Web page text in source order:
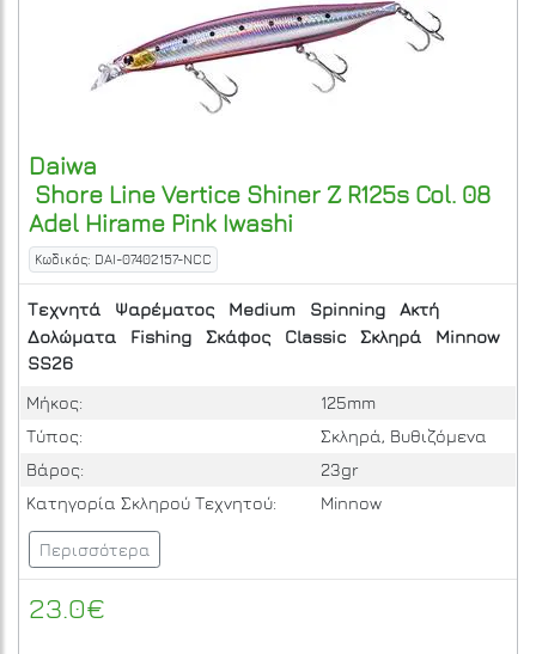
Daiwa
Shore Line Vertice Shiner Z R125s Col. 08
Adel Hirame Pink Iwashi
Κωδικός: DAI-07402157-NCC
Τεχνητά Ψαρέματος Medium Spinning
Ακτή
Δολώματα
Fishing Σκάφος Classic Σκληρά
Minnow
SS26
Μήκος:
125mm
Τύπος:
Σκληρά, Βυθιζόμενα
Βάρος:
23gr
Κατηγορία Σκληρού Τεχνητού:
Minnow
Περισσότερα
23.0€